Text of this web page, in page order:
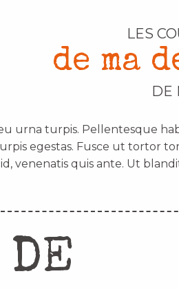
LES
de ma
DE
urna turpis. Pellentesque
egestas. Fusce ut tortor
id, venenatis quis ante. Ut
DE